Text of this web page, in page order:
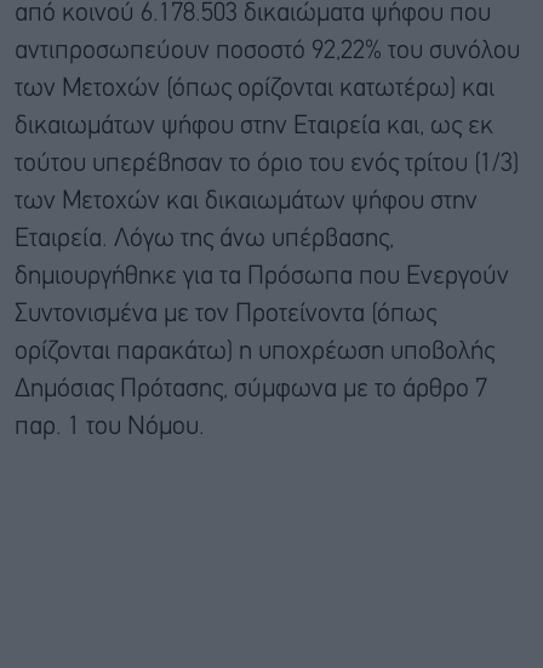
από κοινού 6.178.503 δικαιώματα ψήφου που
αντιπροσωπεύουν ποσοστό 92,22% του συνόλου
των Μετοχών (όπως ορίζονται κατωτέρω) και
δικαιωμάτων ψήφου στην Εταιρεία και, ως εκ
τούτου υπερέβησαν το όριο του ενός τρίτου (1/3)
των Μετοχών και δικαιωμάτων ψήφου στην
Εταιρεία. Λόγω της άνω υπέρβασης,
δημιουργήθηκε για τα Πρόσωπα που Ενεργούν
Συντονισμένα με τον Προτείνοντα (όπως
ορίζονται παρακάτω) η υποχρέωση υποβολής
Δημόσιας Πρότασης, σύμφωνα με το άρθρο 7
παρ. 1 του Νόμου.